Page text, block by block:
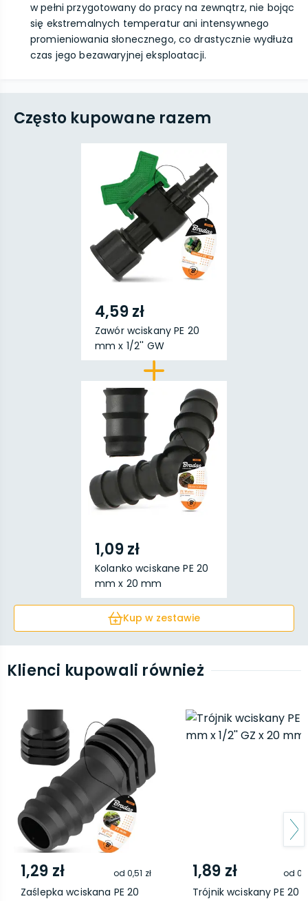
w pełni przygotowany do pracy na zewnątrz, nie bojąc
się ekstremalnych temperatur ani intensywnego
promieniowania słonecznego, co drastycznie wydłuża
czas jego bezawaryjnej eksploatacji.
Często kupowane razem
4,59 zł
Zawór wciskany PE 20
mm x 1/2'' GW
1,09 zł
Kolanko wciskane PE 20
mm x 20 mm
Kup w zestawie
Klienci kupowali również
1,29 zł od0,51 zł
Zaślepka wciskana PE 20
1,89 zł od
Trójnik wciskany PE 20